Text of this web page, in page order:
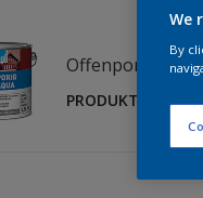
Offenporig-
PRODUKT
We
By